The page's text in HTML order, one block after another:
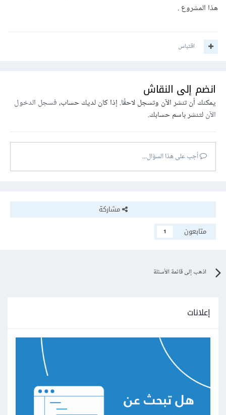
هذا المشروع .
اقتباس
انضم إلى النقاش
يمكنك أن تنشر الآن وتسجل لاحقًا. إذا كان لديك حساب،فسجل الدخول
الآنلتنشر باسم حسابك.
أجب على هذا السؤال...
مشاركة
متابعون
1
اذهب إلى قائمة الأسئلة
إعلانات